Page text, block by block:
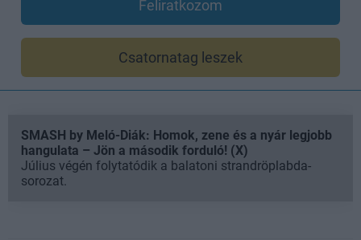
Feliratkozom
Csatornatag leszek
SMASH by Meló-Diák: Homok, zene és a nyár legjobb
hangulata – Jön a második forduló! (X)
Július végén folytatódik a balatoni strandröplabda-
sorozat.